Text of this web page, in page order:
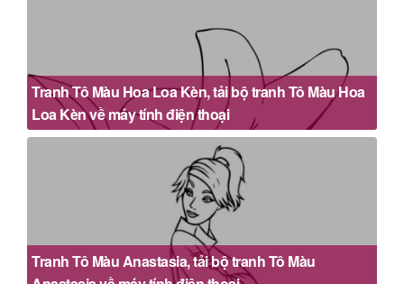
Tranh Tô Màu Hoa Loa Kèn, tải bộ tranh Tô Màu Hoa
Loa Kèn về máy tính điện thoại
Tranh Tô Màu Anastasia, tải bộ tranh Tô Màu